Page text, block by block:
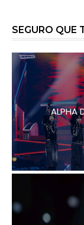
SEGURO QUE
ALPHA